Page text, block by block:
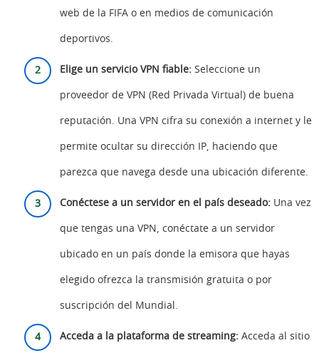
web de la FIFA o en medios de comunicación
deportivos.
Elige un servicio VPN fiable: Seleccione un
proveedor de VPN (Red Privada Virtual) de buena
reputación. Una VPN cifra su conexión a internet y le
permite ocultar su dirección IP, haciendo que
parezca que navega desde una ubicación diferente.
Conéctese a un servidor en el país deseado: Una vez
que tengas una VPN, conéctate a un servidor
ubicado en un país donde la emisora que hayas
elegido ofrezca la transmisión gratuita o por
suscripción del Mundial.
Acceda a la plataforma de streaming: Acceda al sitio